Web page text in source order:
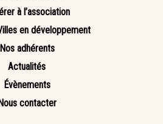
à l’association
en développement
Nos adhérents
Actualités
Évènements
contacter